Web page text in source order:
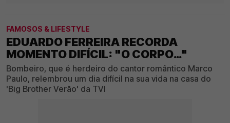
FAMOSOS & LIFESTYLE
EDUARDO FERREIRA RECORDA
MOMENTO DIFÍCIL: "O CORPO…"
Bombeiro, que é herdeiro do cantor romântico Marco
Paulo, relembrou um dia difícil na sua vida na casa do
'Big Brother Verão' da TVI